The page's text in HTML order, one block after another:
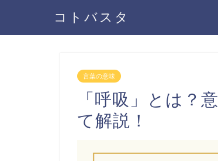
コトバスタ
言葉の意味
「呼吸」とは？
て解説！